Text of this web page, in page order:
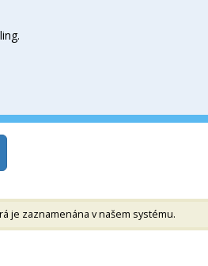
je zaznamenána v našem systému.